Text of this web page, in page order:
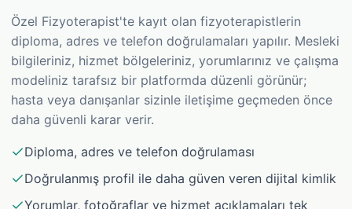
Özel Fizyoterapist'te kayıt olan fizyoterapistlerin
diploma, adres ve telefon doğrulamaları yapılır. Mesleki
bilgileriniz, hizmet bölgeleriniz, yorumlarınız ve çalışma
modeliniz tarafsız bir platformda düzenli görünür;
hasta veya danışanlar sizinle iletişime geçmeden önce
daha güvenli karar verir.
Diploma, adres ve telefon doğrulaması
Doğrulanmış profil ile daha güven veren dijital kimlik
Yorumlar, fotoğraflar ve hizmet açıklamaları tek